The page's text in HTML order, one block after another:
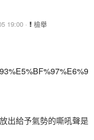
19:00 · 檢舉
出給予氣勢的嘶吼聲是